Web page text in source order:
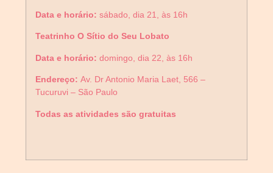
Data e horário: sábado, dia 21, às 16h
Teatrinho O Sítio do Seu Lobato
Data e horário: domingo, dia 22, às 16h
Endereço: Av. Dr Antonio Maria Laet, 566 –
Tucuruvi – São Paulo
Todas as atividades são gratuitas